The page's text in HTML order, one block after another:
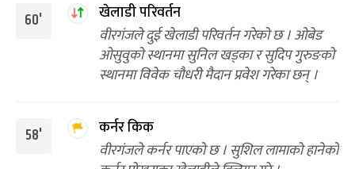
60'
खेलाडी परिवर्तन
वीरगंजले दुई खेलाडी परिवर्तन गरेको छ । ओबेड
ओसुवुको स्थानमा सुनिल खड्का र सुदिप गुरुङको
स्थानमा विवेक चौधरी मैदान प्रवेश गरेका छन् ।
58'
कर्नर किक
वीरगंजले कर्नर पाएको छ । सुशिल लामाको हानेको